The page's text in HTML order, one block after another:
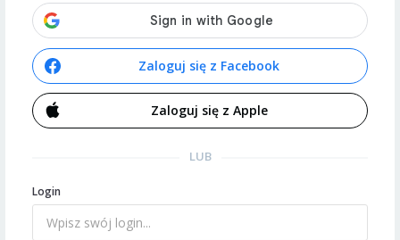
Zaloguj się z Facebook
Zaloguj się z Apple
LUB
Login